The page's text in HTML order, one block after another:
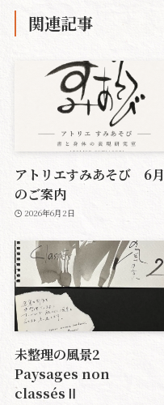
関連記事
アトリエすみあそび 6月
のご案内
2026年6月2日
未整理の風景2
Paysages non
classésⅡ